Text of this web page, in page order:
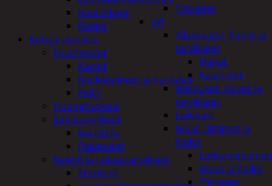
Tiivisteet
LVI
Allaskaapit, hanat ja
tarvikkeet
Hanat
Kaapistot
Hajulukot, kaivot ja
tarvikkeet
Leikkurit
Nipat, liittimet ja
holkit
Nipat ja holkit
Tiivisteet
Kuulokkeet
Radiot
Koti ja sisustus
Huonekalut
Kaapit
Kenkätelineet ja naulakot
Peilit
Huonetuoksut
Juhlatarvikkeet
Koristelu
Paketointi
Keittiö ja taloustarvikkeet
Aterimet